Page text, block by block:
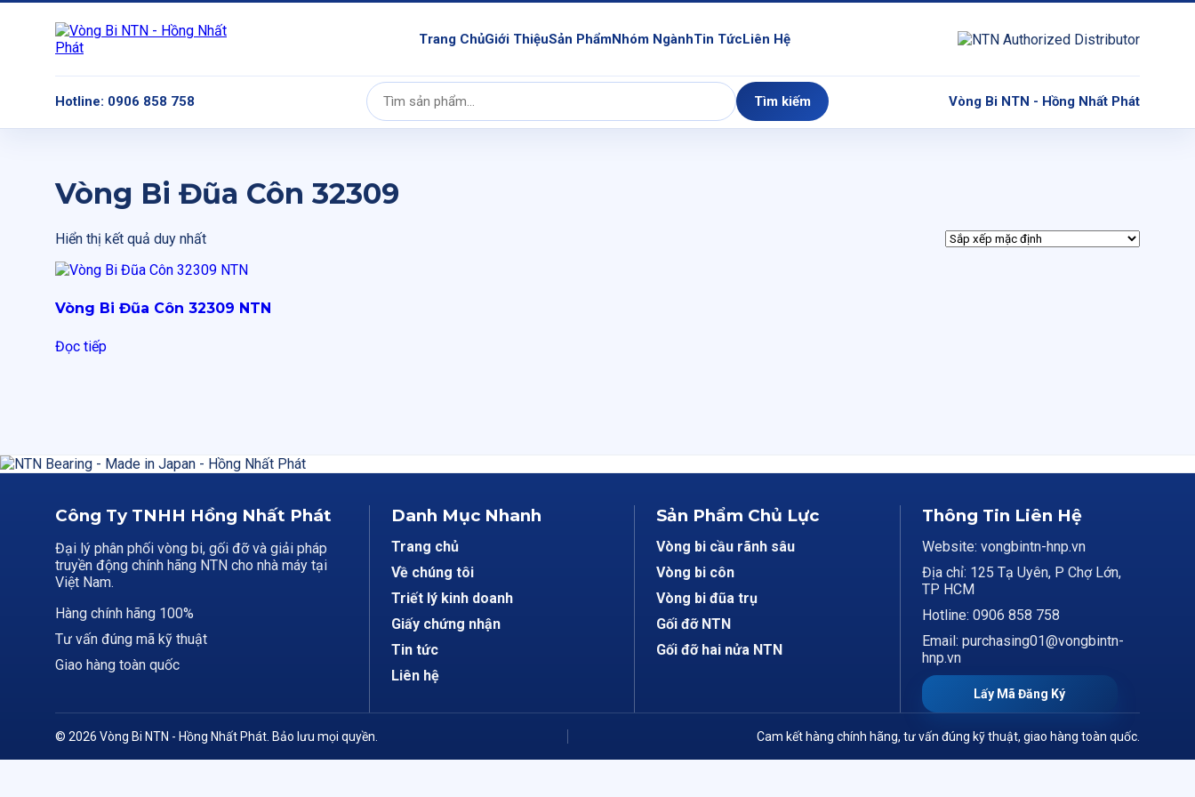
Trang ChủGiới ThiệuSản PhẩmNhóm NgànhTin TứcLiên Hệ
Hotline: 0906 858 758
Tìm
kiếm:
Tìm kiếm Vòng Bi NTN - Hồng Nhất Phát
Vòng Bi Đũa Côn 32309
Hiển thị kết quả duy nhất
Vòng Bi Đũa Côn 32309 NTN
Đọc tiếp
Công Ty TNHH Hồng Nhất Phát
Đại lý phân phối vòng bi, gối đỡ và giải pháp
truyền động chính hãng NTN cho nhà máy tại
Việt Nam.
Hàng chính hãng 100%
Tư vấn đúng mã kỹ thuật
Giao hàng toàn quốc
Danh Mục Nhanh
Trang chủ
Về chúng tôi
Triết lý kinh doanh
Giấy chứng nhận
Tin tức
Liên hệ
Sản Phẩm Chủ Lực
Vòng bi cầu rãnh sâu
Vòng bi côn
Vòng bi đũa trụ
Gối đỡ NTN
Gối đỡ hai nửa NTN
Thông Tin Liên Hệ
Website: vongbintn-hnp.vn
Địa chỉ: 125 Tạ Uyên, P Chợ Lớn,
TP HCM
Hotline: 0906 858 758
Email: purchasing01@vongbintn-
hnp.vn
Lấy Mã Đăng Ký
© 2026 Vòng Bi NTN - Hồng Nhất Phát. Bảo lưu mọi quyền. Cam kết hàng chính hãng, tư vấn đúng kỹ thuật, giao hàng toàn quốc.